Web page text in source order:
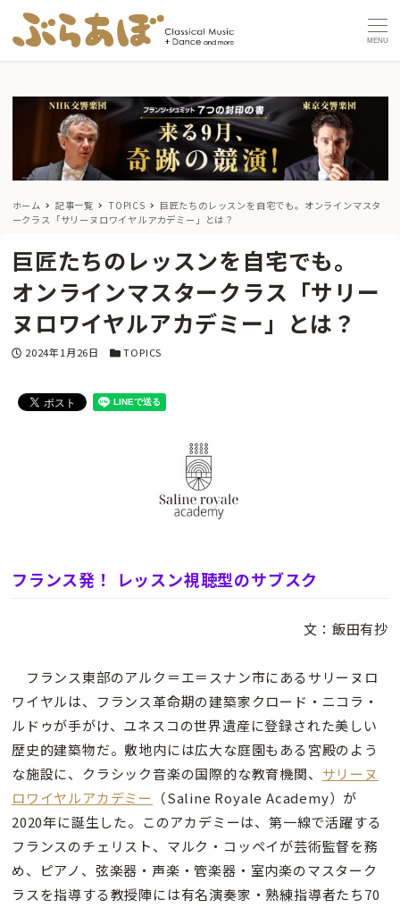
MENU
ホーム 記事一覧 TOPICS 巨匠たちのレッスンを自宅でも。 オンラインマスタ
ークラス「サリーヌロワイヤルアカデミー」とは？
巨匠たちのレッスンを自宅でも。
オンラインマスタークラス「サリー
ヌロワイヤルアカデミー」とは？
投稿日
2024年1月26日 カテゴリー
TOPICS
フランス発！ レッスン視聴型のサブスク
文：飯田有抄
フランス東部のアルク＝エ＝スナン市にあるサリーヌロ
ワイヤルは、フランス革命期の建築家クロード・ニコラ・
ルドゥが手がけ、ユネスコの世界遺産に登録された美しい
歴史的建築物だ。敷地内には広大な庭園もある宮殿のよう
な施設に、クラシック音楽の国際的な教育機関、 サリーヌ
ロワイヤルアカデミー
（Saline Royale Academy）が
2020年に誕生した。このアカデミーは、第一線で活躍する
フランスのチェリスト、マルク・コッペイが芸術監督を務
め、ピアノ、弦楽器・声楽・管楽器・室内楽のマスターク
ラスを指導する教授陣には有名演奏家・熟練指導者たち70